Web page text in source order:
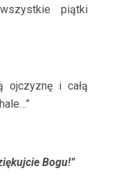
piątki
ojczyznę i całą
Bogu!”